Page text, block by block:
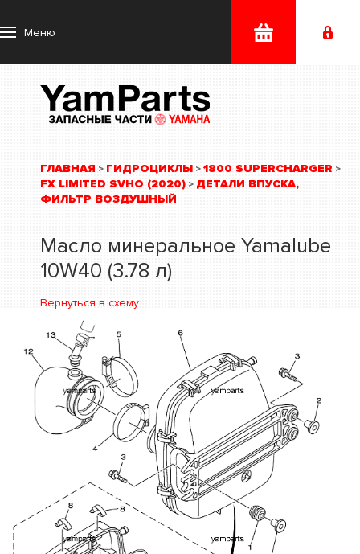
Меню
ГЛАВНАЯ > ГИДРОЦИКЛЫ > 1800 SUPERCHARGER >
FX LIMITED SVHO (2020) > ДЕТАЛИ ВПУСКА,
ФИЛЬТР ВОЗДУШНЫЙ
Масло минеральное Yamalube
10W40 (3.78 л)
Вернуться в схему